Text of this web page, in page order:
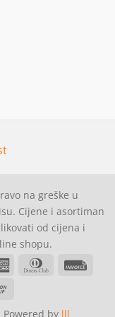
na greške u
Cijene i asortiman
od cijena i
shopu.
American Dinners
Powered by lll